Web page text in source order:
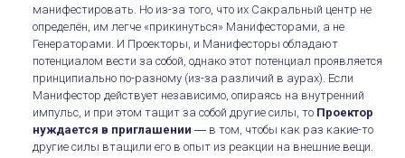
манифестировать. Но из-за того, что их Сакральный центр не
определён, им легче «прикинуться» Манифесторами, а не
Генераторами. И Проекторы, и Манифесторы обладают
потенциалом вести за собой, однако этот потенциал проявляется
принципиально по-разному (из-за различий в аурах). Если
Манифестор действует независимо, опираясь на внутренний
импульс, и при этом тащит за собой другие силы, то Проектор
нуждается в приглашении ― в том, чтобы как раз какие-то
другие силы втащили его в опыт из реакции на внешние вещи.